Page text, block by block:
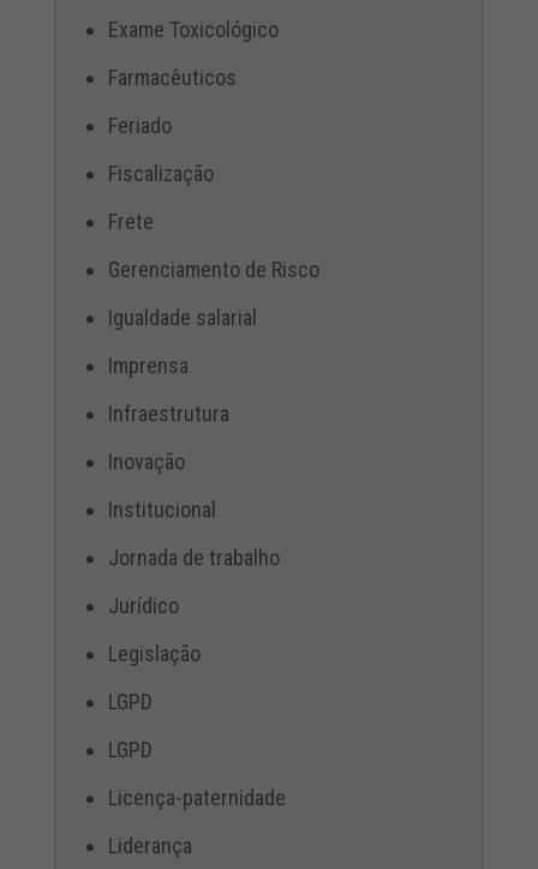
Exame Toxicológico
Farmacêuticos
Feriado
Fiscalização
Frete
Gerenciamento de Risco
Igualdade salarial
Imprensa
Infraestrutura
Inovação
Institucional
Jornada de trabalho
Jurídico
Legislação
LGPD
LGPD
Licença-paternidade
Liderança